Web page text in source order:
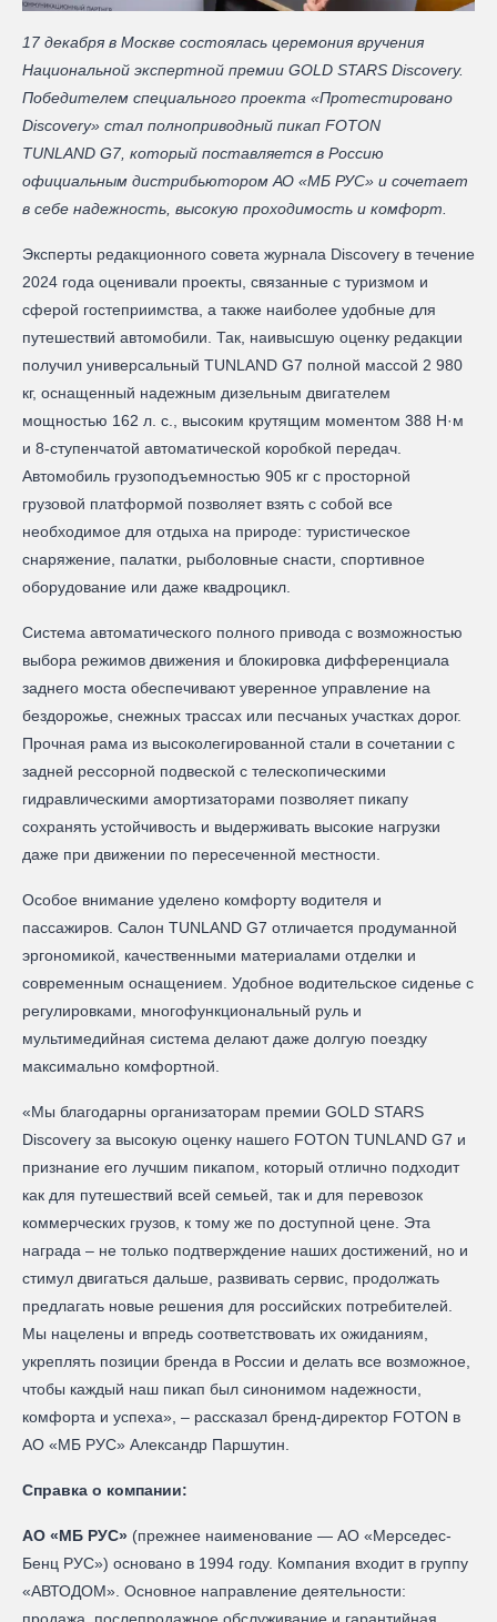
17 декабря в Москве состоялась церемония вручения
Национальной экспертной премии GOLD STARS Discovery.
Победителем специального проекта «Протестировано
Discovery» стал полноприводный пикап FOTON
TUNLAND G7, который поставляется в Россию
официальным дистрибьютором АО «МБ РУС» и сочетает
в себе надежность, высокую проходимость и комфорт.
Эксперты редакционного совета журнала Discovery в течение
2024 года оценивали проекты, связанные с туризмом и
сферой гостеприимства, а также наиболее удобные для
путешествий автомобили. Так, наивысшую оценку редакции
получил универсальный TUNLAND G7 полной массой 2 980
кг, оснащенный надежным дизельным двигателем
мощностью 162 л. с., высоким крутящим моментом 388 Н·м
и 8-ступенчатой автоматической коробкой передач.
Автомобиль грузоподъемностью 905 кг с просторной
грузовой платформой позволяет взять с собой все
необходимое для отдыха на природе: туристическое
снаряжение, палатки, рыболовные снасти, спортивное
оборудование или даже квадроцикл.
Система автоматического полного привода с возможностью
выбора режимов движения и блокировка дифференциала
заднего моста обеспечивают уверенное управление на
бездорожье, снежных трассах или песчаных участках дорог.
Прочная рама из высоколегированной стали в сочетании с
задней рессорной подвеской с телескопическими
гидравлическими амортизаторами позволяет пикапу
сохранять устойчивость и выдерживать высокие нагрузки
даже при движении по пересеченной местности.
Особое внимание уделено комфорту водителя и
пассажиров. Салон TUNLAND G7 отличается продуманной
эргономикой, качественными материалами отделки и
современным оснащением. Удобное водительское сиденье с
регулировками, многофункциональный руль и
мультимедийная система делают даже долгую поездку
максимально комфортной.
«Мы благодарны организаторам премии GOLD STARS
Discovery за высокую оценку нашего FOTON TUNLAND G7 и
признание его лучшим пикапом, который отлично подходит
как для путешествий всей семьей, так и для перевозок
коммерческих грузов, к тому же по доступной цене. Эта
награда – не только подтверждение наших достижений, но и
стимул двигаться дальше, развивать сервис, продолжать
предлагать новые решения для российских потребителей.
Мы нацелены и впредь соответствовать их ожиданиям,
укреплять позиции бренда в России и делать все возможное,
чтобы каждый наш пикап был синонимом надежности,
комфорта и успеха», – рассказал бренд-директор FOTON в
АО «МБ РУС» Александр Паршутин.
Справка о компании:
АО «МБ РУС» (прежнее наименование — AO «Мерседес-
Бенц PУC») основано в 1994 году. Компания входит в группу
«АВТОДОМ». Основное направление деятельности: